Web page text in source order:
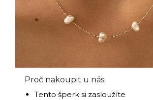
Proč nakoupit u nás
Tento šperk si zasloužíte